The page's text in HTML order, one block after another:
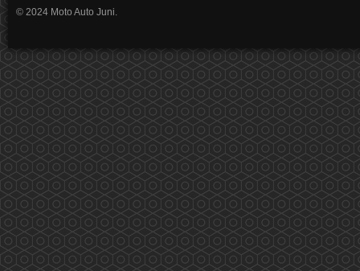
© 2024 Moto Auto Juni.